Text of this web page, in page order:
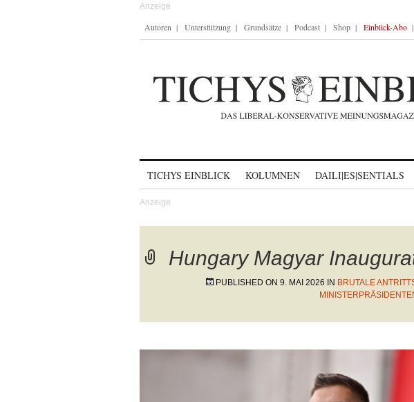
Autoren Unterstützung Grundsätze Podcast Shop Einblick-Abo
TICHYS EINBLICK KOLUMNEN DAILI|ES|SENTIALS
Hungary Magyar
PUBLISHED ON 9. MAI 2026 IN BRUTALE